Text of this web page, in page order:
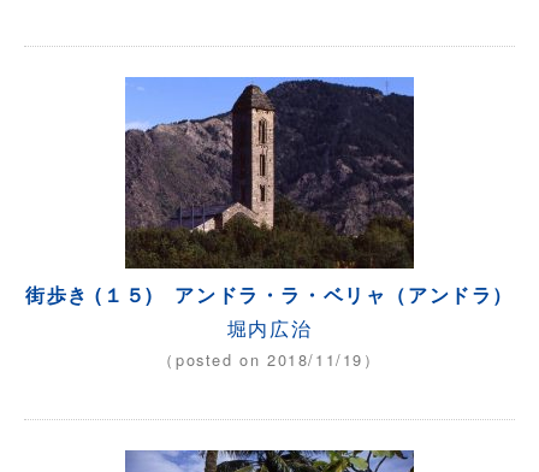
街歩き (１５) アンドラ・ラ・ベリャ（アンドラ）
堀内広治
（posted on 2018/11/19）